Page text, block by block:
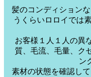
髪のコンディション
うくらいロロイでは
お客様１人１人の異
質、毛流、毛量、ク
ン
素材の状態を確認し